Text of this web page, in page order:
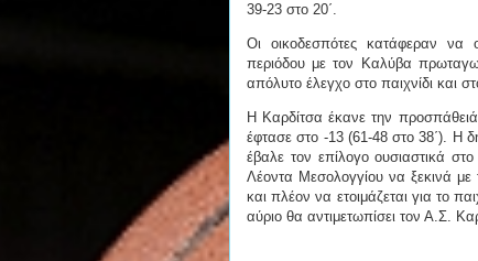
39-23 στο 20΄.
Οι οικοδεσπότες κατάφεραν να
περιόδου με τον Καλύβα
απόλυτο έλεγχο στο παιχνίδι και
Η Καρδίτσα έκανε την
έφτασε στο -13 (61-48 στο 38΄). Η
έβαλε τον επίλογο ουσιαστικά
Λέοντα Μεσολογγίου να ξεκινά
και πλέον να ετοιμάζεται για το
αύριο θα αντιμετωπίσει τον Α.Σ.